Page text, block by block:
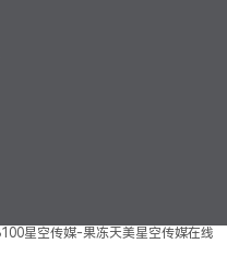
星空传媒-果冻天美星空传媒在线